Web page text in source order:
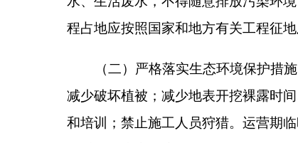
浓度限值要求。运营期锅炉废气经SCR+SNCR
烟尘、NOx、SO2应满足《北方地区冬季清洁
风、定期对SCR反应器吹灰、提高雾化风压力
布袋除尘器处理后，颗粒物排放浓度和排放速